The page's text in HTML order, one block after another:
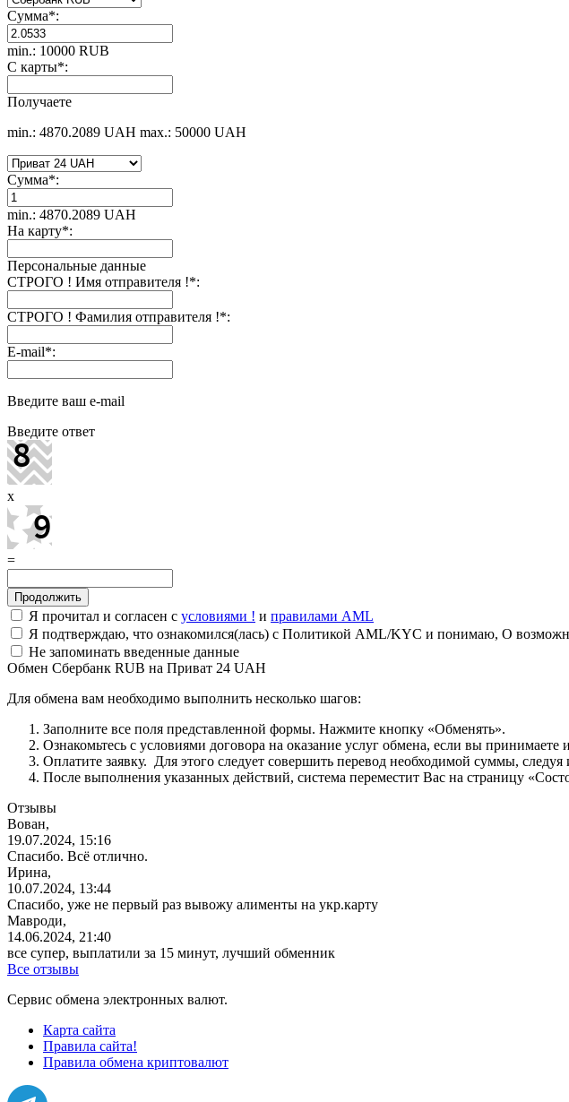
Сумма*:
min.: 10000 RUB
С карты*:
Получаете
min.: 4870.2089 UAH max.: 50000 UAH
Сумма*:
min.: 4870.2089 UAH
На карту*:
Персональные данные
СТРОГО ! Имя отправителя !*:
СТРОГО ! Фамилия отправителя !*:
E-mail*:
Введите ваш e-mail
Введите ответ
x
=
Я прочитал и согласен с условиями ! и правилами AML
Я подтверждаю, что ознакомился(лась) с Политикой AML/KYC и понимаю, О
Не запоминать введенные данные
Обмен Сбербанк RUB на Приват 24 UAH
Для обмена вам необходимо выполнить несколько шагов:
Заполните все поля представленной формы. Нажмите кнопку «Обменять».
Ознакомьтесь с условиями договора на оказание услуг обмена, если вы
Оплатите заявку. Для этого следует совершить перевод необходимой суммы,
После выполнения указанных действий, система переместит Вас на страницу
Отзывы
Вован,
19.07.2024, 15:16
Спасибо. Всё отлично.
Ирина,
10.07.2024, 13:44
Спасибо, уже не первый раз вывожу алименты на укр.карту
Мавроди,
14.06.2024, 21:40
все супер, выплатили за 15 минут, лучший обменник
Все отзывы
Сервис обмена электронных валют.
Карта сайта
Правила сайта!
Правила обмена криптовалют